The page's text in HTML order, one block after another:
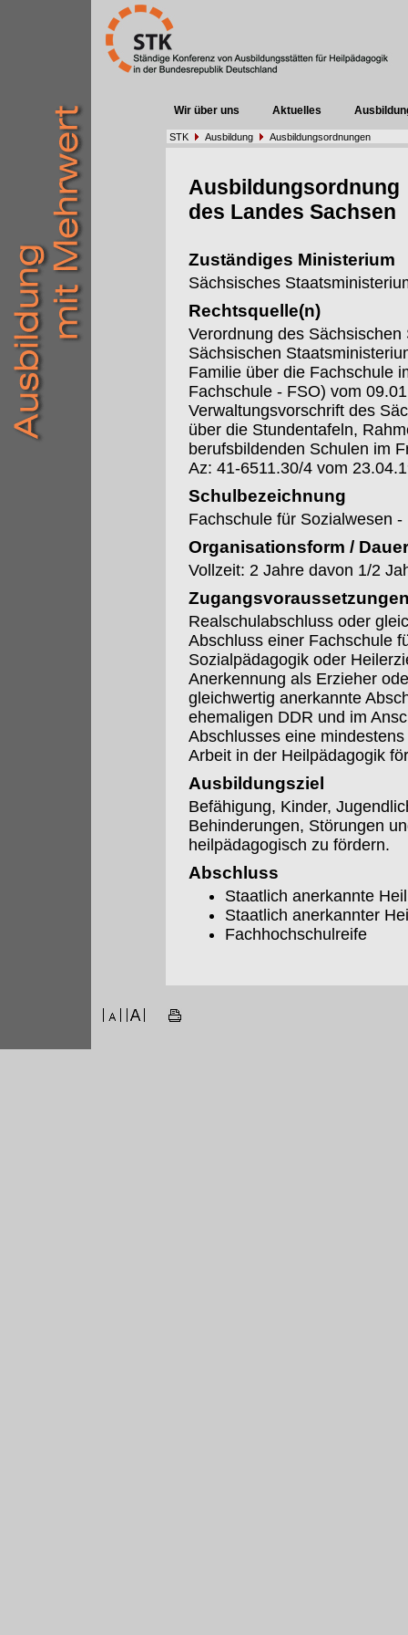
Wir über uns Aktuelles
STK Ausbildung Ausbildungsordnungen
Ausbildungsordnung
des Landes Sachsen
Zuständiges Ministerium
Sächsisches
Rechtsquelle(n)
Verordnung des
Sächsischen
Familie über die Fachschule
Fachschule - FSO) vom
Verwaltungsvorschrift des
über die Stundentafeln,
berufsbildenden Schulen im
Az: 41-6511.30/4 vom
Schulbezeichnung
Fachschule für Sozialwesen
Organisationsform / Dauer
Vollzeit: 2 Jahre davon 1/2
Realschulabschluss oder
Abschluss einer Fachschule
Sozialpädagogik oder
Anerkennung als Erzieher
gleichwertig anerkannte
ehemaligen DDR und im
Abschlusses eine
Arbeit in der Heilpädagogik
Ausbildungsziel
Befähigung, Kinder,
Behinderungen, Störungen
heilpädagogisch zu fördern.
Abschluss
Staatlich anerkannte
Staatlich anerkannter
Fachhochschulreife